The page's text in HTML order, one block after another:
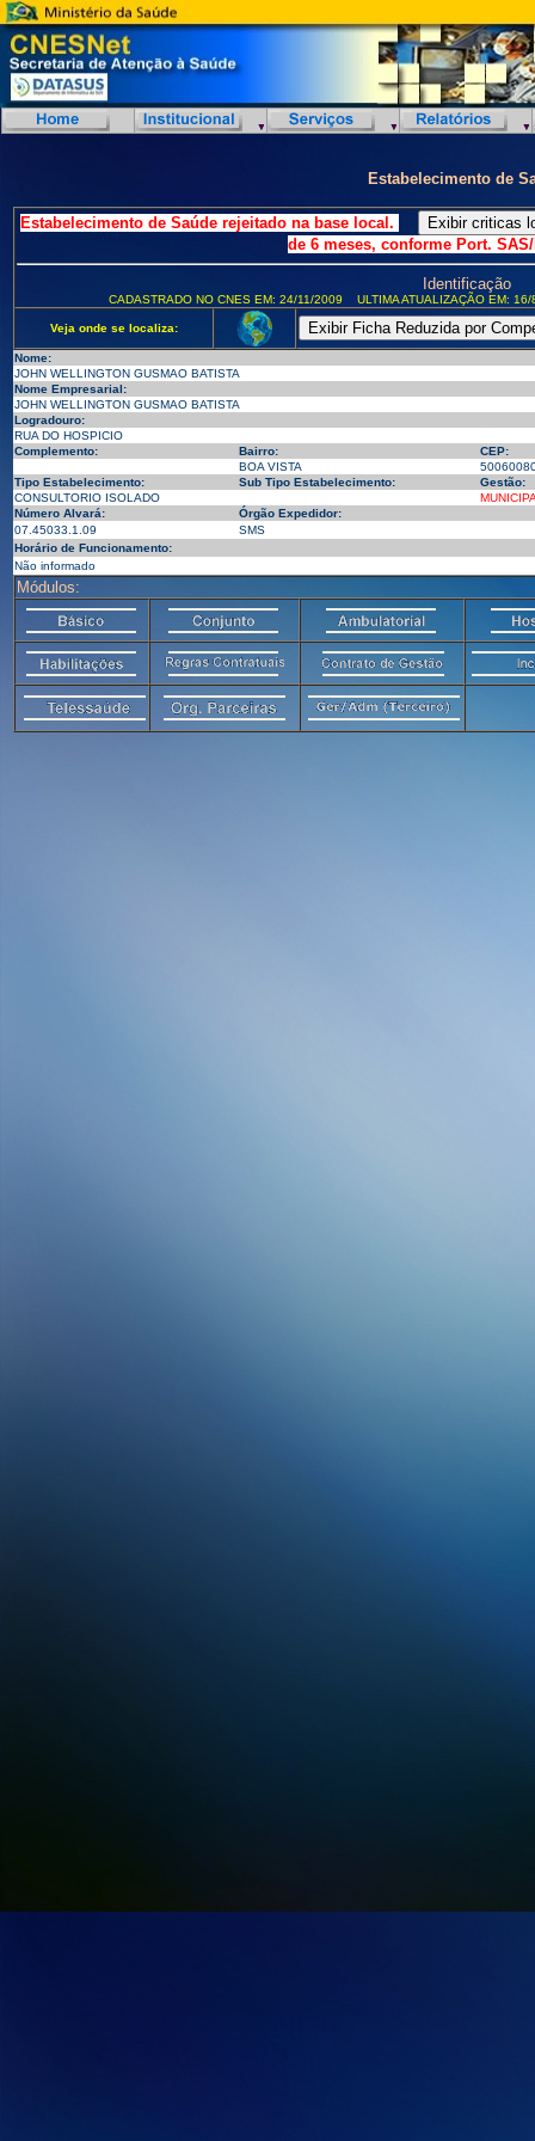
Estabelecimento de
Estabelecimento de Saúde rejeitado na base local.
de 6 meses, conforme Port. SAS/
Identificação
CADASTRADO NO CNES EM: 24/11/2009 ULTIMA ATUALIZAÇÃO EM:
Veja onde se localiza:
Nome:
JOHN WELLINGTON GUSMAO BATISTA
Nome Empresarial:
JOHN WELLINGTON GUSMAO BATISTA
Logradouro:
RUA DO HOSPICIO
Complemento:
Bairro:
CEP:
BOA VISTA
Tipo Estabelecimento:
Sub Tipo Estabelecimento:
Gestão:
CONSULTORIO ISOLADO
Número Alvará:
Órgão Expedidor:
07.45033.1.09
SMS
Horário de Funcionamento:
Não informado
Módulos: